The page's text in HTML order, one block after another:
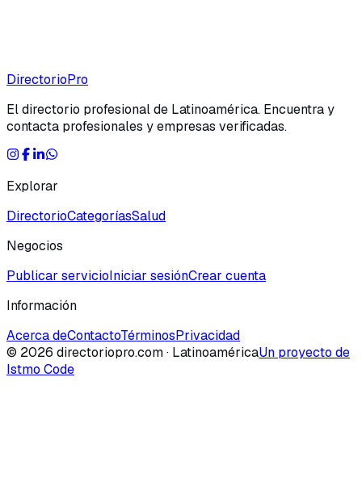
DirectorioPro
El directorio profesional de Latinoamérica. Encuentra y
contacta profesionales y empresas verificadas.
Explorar
DirectorioCategoríasSalud
Negocios
Publicar servicioIniciar sesiónCrear cuenta
Información
Acerca deContactoTérminosPrivacidad
© 2026 directoriopro.com· LatinoaméricaUn proyecto de
Istmo Code